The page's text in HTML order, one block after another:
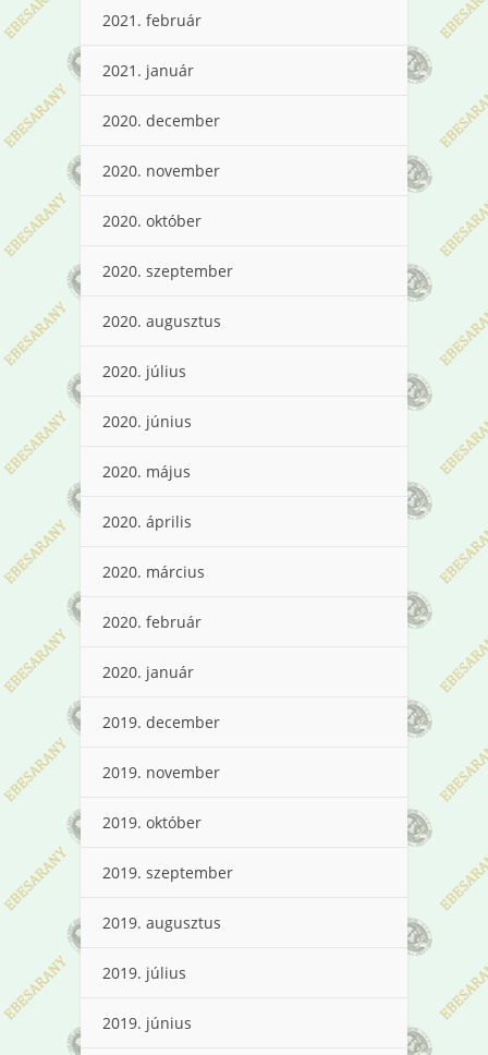
2021. február
2021. január
2020. december
2020. november
2020. október
2020. szeptember
2020. augusztus
2020. július
2020. június
2020. május
2020. április
2020. március
2020. február
2020. január
2019. december
2019. november
2019. október
2019. szeptember
2019. augusztus
2019. július
2019. június